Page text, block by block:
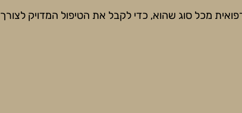
מכל סוג שהוא, כדי לקבל את הטיפול המדויק לצורך